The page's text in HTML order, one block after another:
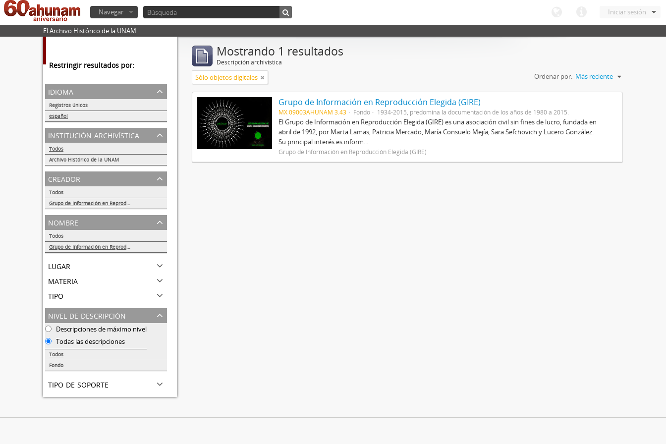
Iniciar sesión
Navegar
El Archivo Histórico de la UNAM
Restringir resultados por:
idioma
Registros únicos
español
1
institución archivística
Todos
Archivo Histórico de la UNAM
1
creador
Todos
Grupo de Información en Reproducción Elegida (GIRE)
1
nombre
Todos
Grupo de Información en Reproducción Elegida (GIRE)
lugar
materia
tipo
nivel de descripción
Descripciones de máximo nivel
Todas las descripciones
Todos
Fondo
tipo de soporte
Mostrando 1 resultados
Descripción archivística
Sólo objetos digitales Ordenar por: Más reciente
Grupo de Información en Reproducción Elegida (GIRE)
MX 09003AHUNAM 3.43 Fondo 1934-2015, predomina la documentación de los años de 1980 a 2015.
El Grupo de Información en Reproducción Elegida (GIRE) es una asociación civil sin fines de lucro, fundada en
abril de 1992, por Marta Lamas, Patricia Mercado, María Consuelo Mejía, Sara Sefchovich y Lucero González.
Su principal interés es inform...
Grupo de Información en Reproducción Elegida (GIRE)